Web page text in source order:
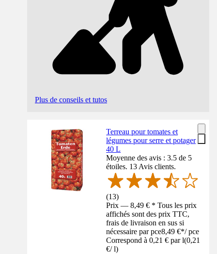
Plus de conseils et tutos
Terreau pour tomates et
légumes pour serre et potager
40 L
Moyenne des avis : 3.5 de 5
étoiles. 13 Avis clients.
(13)
Prix — 8,49 € * Tous les prix
affichés sont des prix TTC,
frais de livraison en sus si
nécessaire par pce8,49 €*/ pce
Correspond à 0,21 € par l(0,21
€/ l)